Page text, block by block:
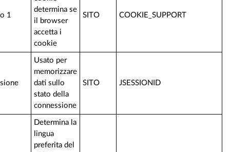
COOKIE_SUPPORT
SITO
determina se
il browser
accetta i
cookie
JSESSIONID
SITO
Usato per
memorizzare
dati sullo
stato della
connessione
Sessione
Determina la
lingua
preferita del